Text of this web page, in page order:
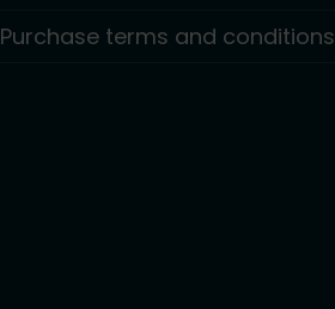
Purchase terms and conditions